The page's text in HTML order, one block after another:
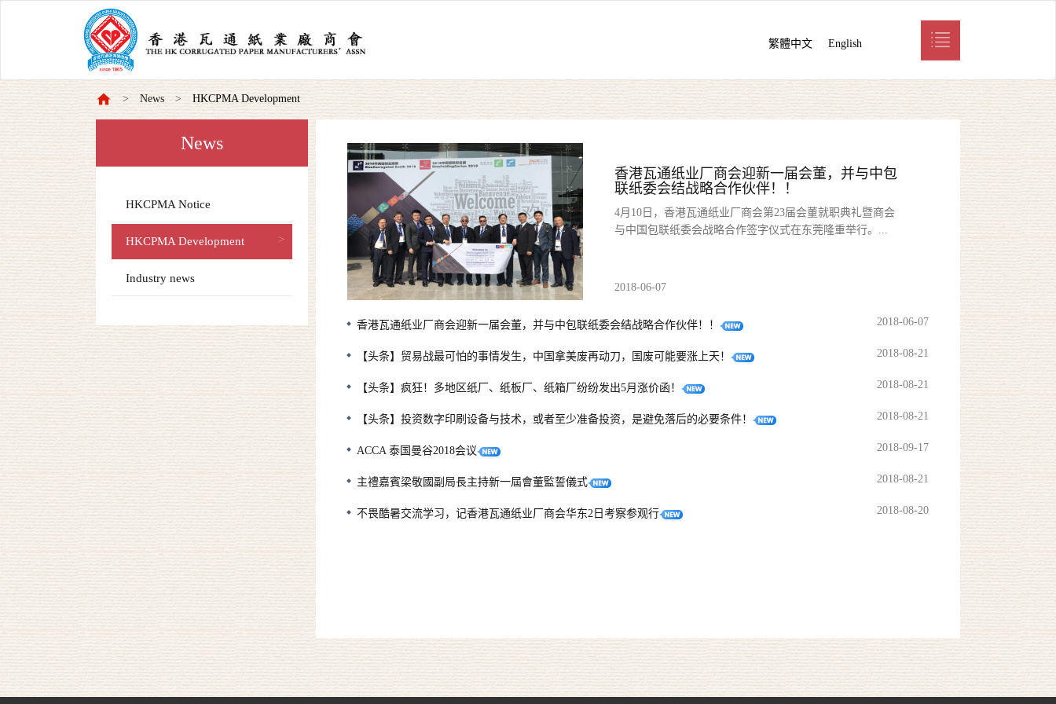
繁體中文 English
News HKCPMA Development
News
HKCPMA Notice
HKCPMA Development
Industry news
香港瓦通纸业厂商会迎新一届会董，并与中包
联纸委会结战略合作伙伴！！
4月10日，香港瓦通纸业厂商会第23届会董就职典礼暨商会
与中国包联纸委会战略合作签字仪式在东莞隆重举行。...
2018-06-07
香港瓦通纸业厂商会迎新一届会董，并与中包联纸委会结战略合作伙伴！！ 2018-06-07
【头条】贸易战最可怕的事情发生，中国拿美废再动刀，国废可能要涨上天！ 2018-08-21
【头条】疯狂！多地区纸厂、纸板厂、纸箱厂纷纷发出5月涨价函！ 2018-08-21
【头条】投资数字印刷设备与技术，或者至少准备投资，是避免落后的必要条件！ 2018-08-21
ACCA 泰国曼谷2018会议 2018-09-17
主禮嘉賓梁敬國副局長主持新一屆會董監誓儀式 2018-08-21
不畏酷暑交流学习，记香港瓦通纸业厂商会华东2日考察参观行 2018-08-20